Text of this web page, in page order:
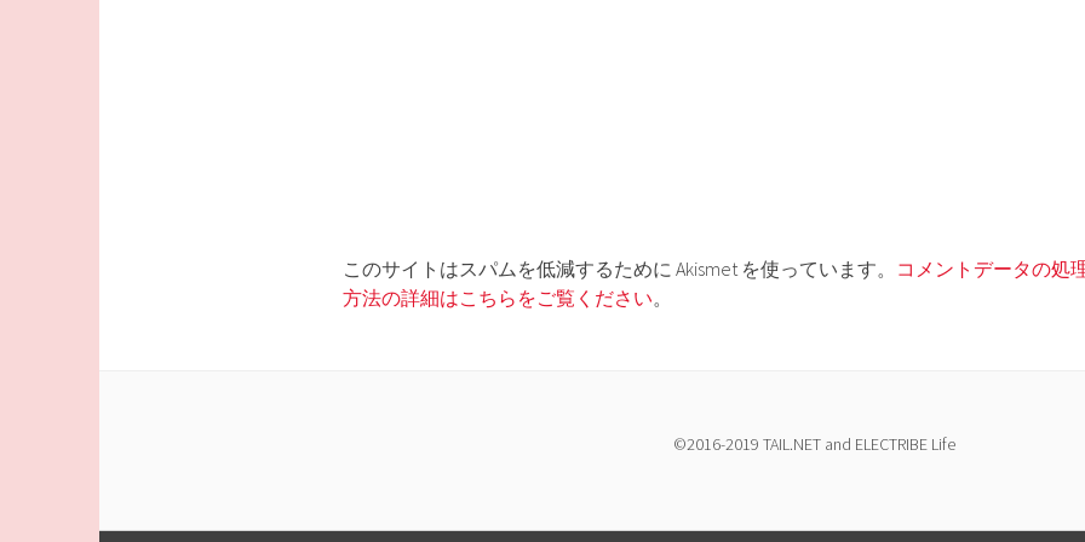
このサイトはスパムを低減するために Akismet を使っています。 コメントデータの処
方法の詳細はこちらをご覧ください。
©2016-2019 TAIL.NET and ELECTRIBE Life